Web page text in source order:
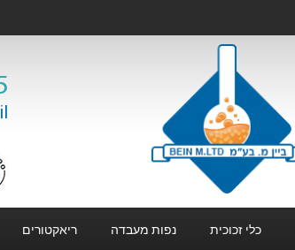
כלי זכוכית נפות מעבדה ריאקטורים